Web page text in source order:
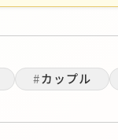
#カップル